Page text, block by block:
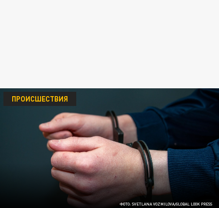
ФОТО: SVETLANA VOZMILOVA/GLOBAL LOOK PRESS
ПРОИСШЕСТВИЯ